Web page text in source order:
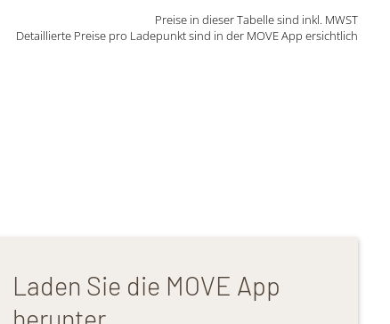
Preise in dieser Tabelle sind inkl. MWST
Detaillierte Preise pro Ladepunkt sind in der MOVE App ersichtlich
Laden Sie die MOVE App